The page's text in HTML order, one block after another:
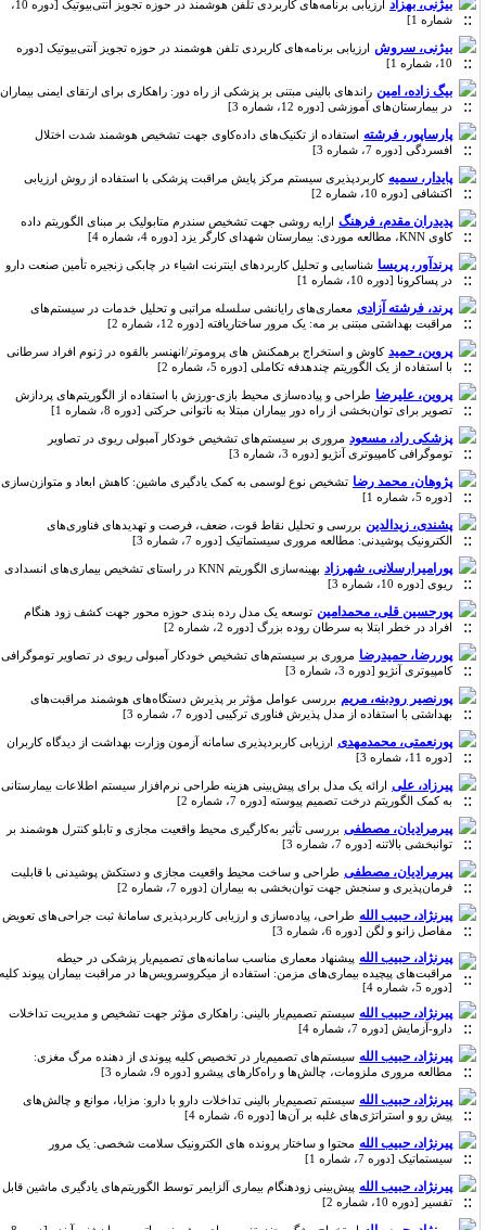
بیژنی، بهزاد
ارزیابی برنامه‌های کاربردی تلفن هوشمند در حوزه تجویز آنتی‌بیوتیک [دوره 10،
شماره 1]
بیژنی، سروش ارزیابی برنامه‌های کاربردی تلفن هوشمند در حوزه تجویز آنتی‌بیوتیک [دوره
10، شماره 1]
بیگ زاده، امین راندهای بالینی مبتنی بر پزشکی از راه دور: راهکاری برای ارتقای ایمنی بیماران
در بیمارستان‌های آموزشی [دوره 12، شماره 3]
پارساپور، فرشته استفاده از تکنیک‌های داده‌کاوی جهت تشخیص هوشمند شدت اختلال
افسردگی [دوره 7، شماره 3]
پایدار، سمیه کاربردپذیری سیستم مرکز پایش مراقبت پزشکی با استفاده از روش ارزیابی
اکتشافی [دوره 10، شماره 2]
پدیدران مقدم، فرهنگ ارایه روشی جهت تشخیص سندرم متابولیک بر مبنای الگوریتم داده
کاوی KNN، مطالعه موردی: بیمارستان شهدای کارگر یزد [دوره 4، شماره 4]
پرندآور، پریسا شناسایی و تحلیل کاربردهای اینترنت اشیاء در چابکی زنجیره تأمین صنعت دارو
در پساکرونا [دوره 10، شماره 1]
پرند، فرشته آزادی معماری‌های رایانشی سلسله مراتبی و تحلیل خدمات در سیستم‌های
مراقبت بهداشتی مبتنی بر مه‌: یک مرور ساختاریافته [دوره 12، شماره 2]
پروین، حمید کاوش و استخراج برهمکنش های پروموتر/انهنسر بالقوه در ژنوم افراد سرطانی
با استفاده از یک الگوریتم چندهدفه تکاملی [دوره 5، شماره 2]
پروین، علیرضا طراحی و پیاده‌سازی محیط بازی-ورزش با استفاده از الگوریتم‌های پردازش
تصویر برای توان‌بخشی از راه دور بیماران مبتلا به ناتوانی حرکتی [دوره 8، شماره 1]
پزشکی راد، مسعود مروری بر سیستم‌های تشخیص خودکار آمبولی ریوی در تصاویر
توموگرافی کامپیوتری آنژیو [دوره 3، شماره 3]
پژوهان، محمد رضا تشخیص نوع لوسمی به کمک یادگیری ماشین: کاهش ابعاد و متوازن‌سازی
[دوره 5، شماره 1]
پشندی، زیدالدین بررسی و تحلیل نقاط قوت، ضعف، فرصت و تهدیدهای فناوری‌های
الکترونیک پوشیدنی: مطالعه مروری سیستماتیک [دوره 7، شماره 3]
پورامیرارسلانی، شهرزاد
بهینه‌سازی الگوریتم KNN در راستای تشخیص بیماری‌های انسدادی
ریوی [دوره 10، شماره 3]
پورحسین قلی، محمدامین توسعه یک مدل رده بندی حوزه محور جهت کشف زود هنگام
افراد در خطر ابتلا به سرطان روده بزرگ [دوره 2، شماره 2]
پوررضا، حمیدرضا مروری بر سیستم‌های تشخیص خودکار آمبولی ریوی در تصاویر توموگرافی
کامپیوتری آنژیو [دوره 3، شماره 3]
پورنصیر رودبنه، مریم بررسی عوامل مؤثر بر پذیرش دستگاه‌های هوشمند مراقبت‌های
بهداشتی با استفاده از مدل پذیرش فناوری ترکیبی [دوره 7، شماره 3]
پورنعمتی، محمدمهدی ارزیابی کاربردپذیری سامانه آزمون وزارت بهداشت از دیدگاه کاربران
[دوره 11، شماره 3]
پیرزاد، علی ارائه یک مدل برای پیش‌بینی هزینه طراحی نرم‌افزار سیستم اطلاعات بیمارستانی
به کمک الگوریتم درخت تصمیم پیوسته [دوره 7، شماره 2]
پیرمرادیان، مصطفی بررسی تأثیر به‌کارگیری محیط واقعیت مجازی و تابلو کنترل هوشمند بر
توانبخشی بالاتنه [دوره 7، شماره 3]
پیرمرادیان، مصطفی طراحی و ساخت محیط واقعیت ‌مجازی و دستکش پوشیدنی با قابلیت
فرمان‌پذیری و سنجش جهت توان‌بخشی به بیماران [دوره 7، شماره 2]
پیرنژاد، حبیب الله طراحی، پیاده‌سازی و ارزیابی کاربردپذیری سامانۀ ثبت جراحی‌های تعویض
مفاصل زانو و لگن [دوره 6، شماره 3]
پیرنژاد، حبیب الله پیشنهاد معماری مناسب سامانه‌های تصمیم‌یار پزشکی در حیطه
مراقبت‌های پیچیده بیماری‌های مزمن: استفاده از میکروسرویس‌ها در مراقبت بیماران پیوند کلیه
[دوره 5، شماره 4]
پیرنژاد، حبیب الله سیستم تصمیم‌یار بالینی: راهکاری مؤثر جهت تشخیص و مدیریت تداخلات
دارو-آزمایش [دوره 7، شماره 4]
پیرنژاد، حبیب الله سیستم‌های تصمیم‌یار در تخصیص کلیه پیوندی از دهنده مرگ مغزی:
مطالعه مروری ملزومات، چالش‌ها و راه‌کارهای پیشر‌و [دوره 9، شماره 3]
پیرنژاد، حبیب الله سیستم تصمیم‌یار بالینی تداخلات دارو با دارو: مزایا، موانع و چالش‌های
پیش رو و استراتژی‌های غلبه بر آن‌ها [دوره 6، شماره 4]
پیرنژاد، حبیب الله محتوا و ساختار پرونده های الکترونیک سلامت شخصی: یک مرور
سیستماتیک [دوره 7، شماره 1]
پیرنژاد، حبیب الله پیش‌بینی زودهنگام بیماری آلزایمر توسط الگوریتم‌های یادگیری ماشین قابل
تفسیر [دوره 10، شماره 2]